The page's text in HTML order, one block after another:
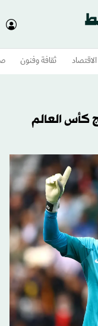
الاقتصاد ثقافة وفنون
كأس العالم